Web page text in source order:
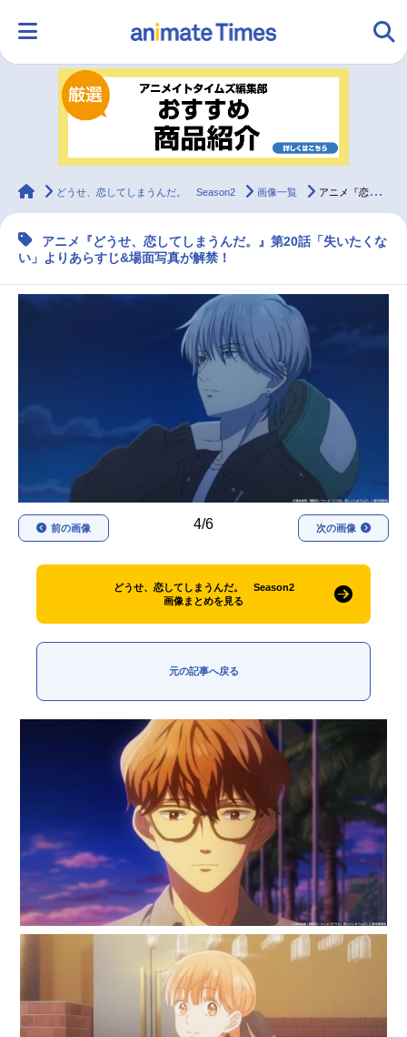
ランキング アニメ
ラジオ グッズ 映画
マンガ・ラノベ ゲーム・アプリ
トレンド
声優記事一覧
実写化映画一覧
今期アニメ曜日別一覧
春アニメ
男性声優/女性声優一覧
animateTimes
どうせ、恋してしまうんだ。 Season2 画像一覧 アニメ『恋しま』第20話あらすじ&場面写真解禁
アニメ『どうせ、恋してしまうんだ。』第20話「失いたくな
い」よりあらすじ&場面写真が解禁！
4/6
前の画像 次の画像
どうせ、恋してしまうんだ。 Season2
画像まとめを見る
元の記事へ戻る